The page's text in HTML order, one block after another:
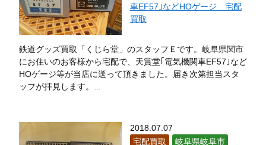
車EF57｣などHOゲージ 宅配
買取
鉄道グッズ買取「くじら堂」のスタッフＥです。岐阜県関市
にお住いのお客様から宅配で、天賞堂｢電気機関車EF57｣など
HOゲージ等が当店に送って頂きました。届き次第担当スタ
ッフが拝見します。...
2018.07.07
宅配買取
岐阜県岐阜市